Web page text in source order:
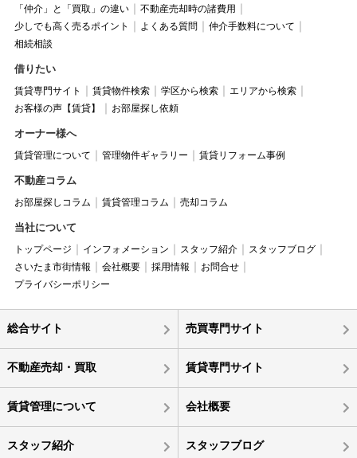
「仲介」と「買取」の違い
不動産売却時の諸費用
少しでも高く売るポイント
よくある質問
仲介手数料について
相続相談
借りたい
賃貸専門サイト 賃貸物件検索 学区から検索
エリアから検索
お客様の声【賃貸】
お部屋探し依頼
オーナー様へ
賃貸管理について 管理物件ギャラリー 賃貸リフォーム事例
不動産コラム
お部屋探しコラム 賃貸管理コラム 売却コラム
当社について
トップページ インフォメーション スタッフ紹介
スタッフブログ
さいたま市街情報
会社概要 採用情報
お問合せ
プライバシーポリシー
総合サイト 売買専門サイト
不動産売却・買取 賃貸専門サイト
賃貸管理について 会社概要
スタッフ紹介 スタッフブログ